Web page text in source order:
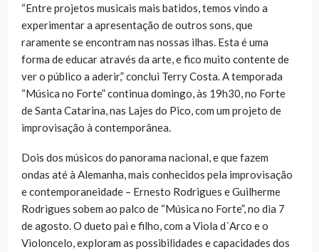
“Entre projetos musicais mais batidos, temos vindo a
experimentar a apresentação de outros sons, que
raramente se encontram nas nossas ilhas. Esta é uma
forma de educar através da arte, e fico muito contente de
ver o público a aderir,” conclui Terry Costa. A temporada
“Música no Forte” continua domingo, às 19h30, no Forte
de Santa Catarina, nas Lajes do Pico, com um projeto de
improvisação à contemporânea.
Dois dos músicos do panorama nacional, e que fazem
ondas até à Alemanha, mais conhecidos pela improvisação
e contemporaneidade – Ernesto Rodrigues e Guilherme
Rodrigues sobem ao palco de “Música no Forte”, no dia 7
de agosto. O dueto pai e filho, com a Viola d´Arco e o
Violoncelo, exploram as possibilidades e capacidades dos